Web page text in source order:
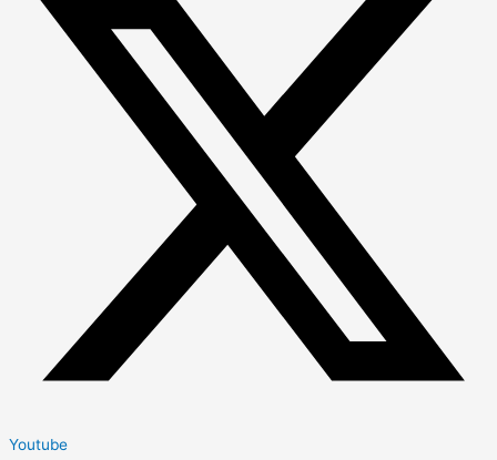
Youtube